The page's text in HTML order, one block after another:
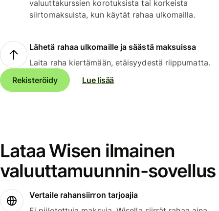
valuuttakurssien korotuksista tai korkeista
siirtomaksuista, kun käytät rahaa ulkomailla.
Lähetä rahaa ulkomaille ja säästä maksuissa
Laita raha kiertämään, etäisyydestä riippumatta.
Rekisteröidy
Lue lisää
Lataa Wisen ilmainen
valuuttamuunnin-sovellus
Vertaile rahansiirron tarjoajia